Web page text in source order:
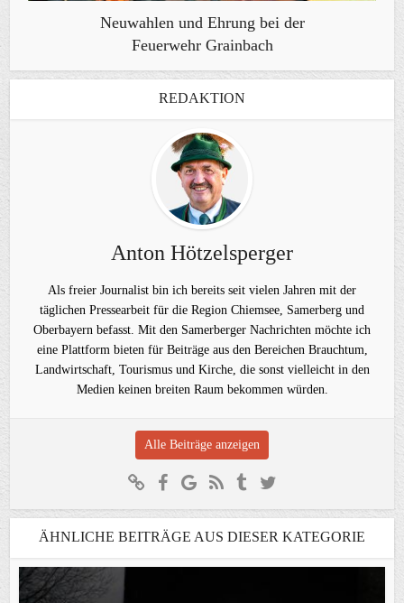
Neuwahlen und Ehrung bei der
Feuerwehr Grainbach
REDAKTION
Anton Hötzelsperger
Als freier Journalist bin ich bereits seit vielen Jahren mit der
täglichen Pressearbeit für die Region Chiemsee, Samerberg und
Oberbayern befasst. Mit den Samerberger Nachrichten möchte ich
eine Plattform bieten für Beiträge aus den Bereichen Brauchtum,
Landwirtschaft, Tourismus und Kirche, die sonst vielleicht in den
Medien keinen breiten Raum bekommen würden.
Alle Beiträge anzeigen
ÄHNLICHE BEITRÄGE AUS DIESER KATEGORIE